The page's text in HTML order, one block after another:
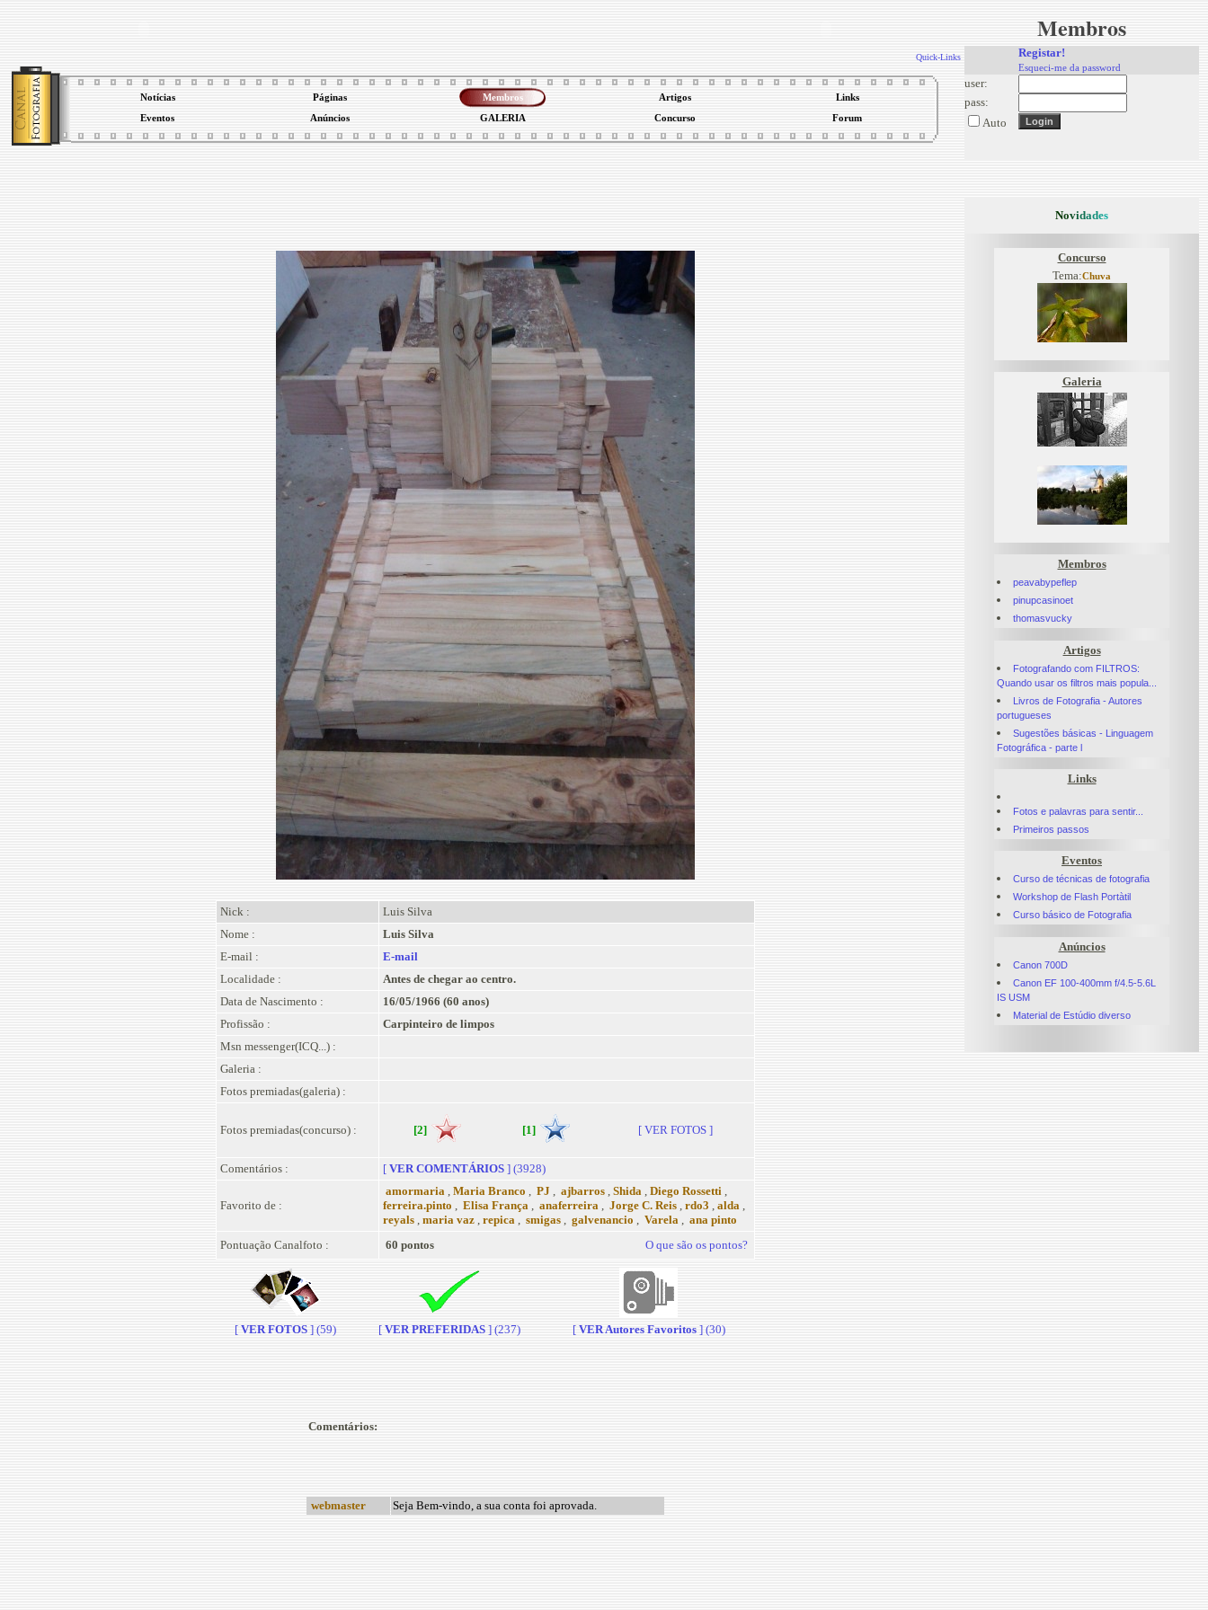
Quick-Links
Notícias Páginas Membros Artigos Links
Eventos Anúncios GALERIA Concurso Forum
Nick :
Luis Silva
Nome :
Luis Silva
E-mail :
E-mail
Localidade :
Antes de chegar ao centro.
Data de Nascimento :
16/05/1966 (60 anos)
Profissão :
Carpinteiro de limpos
Msn messenger(ICQ...) :
Galeria :
Fotos premiadas(galeria) :
Fotos premiadas(concurso) : [2] [1] [ VER FOTOS ]
Comentários : [VER COMENTÁRIOS ] (3928)
Favorito de :
amormaria , Maria Branco , PJ , ajbarros , Shida , Diego Rossetti ,
ferreira.pinto , Elisa França , anaferreira , Jorge C. Reis , rdo3 , alda ,
reyals , maria vaz , repica , smigas , galvenancio , Varela , ana pinto
Pontuação Canalfoto :
60 pontos O que são os pontos?
[VER FOTOS ] (59) [ VER PREFERIDAS ] (237) [VER Autores Favoritos ] (30)
Comentários:
webmaster Seja Bem-vindo, a sua conta foi aprovada.
Membros
Registar!
Esqueci-me da password
user:
pass:
Auto
Novidades
Concurso
Tema:Chuva
Galeria
Membros
peavabypeflep
pinupcasinoet
thomasvucky
Artigos
Fotografando com FILTROS:
Quando usar os filtros mais popula...
Livros de Fotografia - Autores
portugueses
Sugestões básicas - Linguagem
Fotográfica - parte l
Links
Fotos e palavras para sentir...
Primeiros passos
Eventos
Curso de técnicas de fotografia
Workshop de Flash Portàtil
Curso básico de Fotografia
Anúncios
Canon 700D
Canon EF 100-400mm f/4.5-5.6L
IS USM
Material de Estúdio diverso